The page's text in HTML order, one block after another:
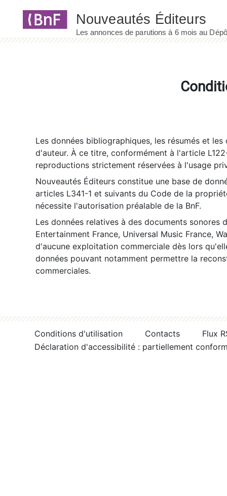
Les données bibliographiques, les résumés et
d'auteur. À ce titre, conformément à l'article
reproductions strictement réservées à l'usage
Nouveautés Éditeurs constitue une base de
articles L341-1 et suivants du Code de la
nécessite l'autorisation préalable de la BnF.
Les données relatives à des documents sonores
Entertainment France, Universal Music France,
d'aucune exploitation commerciale dès lors
données pouvant notamment permettre la
commerciales.
Conditions d'utilisation Contacts
Flux
Déclaration d'accessibilité : partiellement